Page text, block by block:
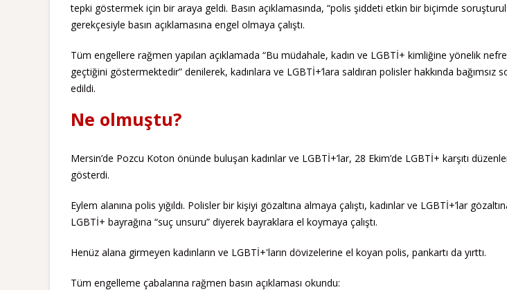
tepki göstermek için bir araya geldi. Basın açıklamasında, “polis şiddeti etkin bir biçimde
gerekçesiyle basın açıklamasına engel olmaya çalıştı.
Tüm engellere rağmen yapılan açıklamada “Bu müdahale, kadın ve LGBTİ+ kimliğine yönelik
geçtiğini göstermektedir” denilerek, kadınlara ve LGBTİ+’lara saldıran polisler hakkında bağımsız
edildi.
Ne olmuştu?
Mersin’de Pozcu Koton önünde buluşan kadınlar ve LGBTİ+’lar, 28 Ekim’de LGBTİ+ karşıtı
gösterdi.
Eylem alanına polis yığıldı. Polisler bir kişiyi gözaltına almaya çalıştı, kadınlar ve LGBTİ+’lar
LGBTİ+ bayrağına “suç unsuru” diyerek bayraklara el koymaya çalıştı.
Henüz alana girmeyen kadınların ve LGBTİ+'ların dövizelerine el koyan polis, pankartı da yırttı.
Tüm engelleme çabalarına rağmen basın açıklaması okundu: